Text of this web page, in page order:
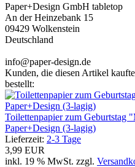
Paper+Design GmbH tabletop
An der Heinzebank 15
09429 Wolkenstein
Deutschland
info@paper-design.de
Kunden, die diesen Artikel
bestellt:
Toilettenpapier zum Geburtstag
Paper+Design (3-lagig)
Lieferzeit: 2-3 Tage
3,99 EUR
inkl. 19 % MwSt. zzgl.